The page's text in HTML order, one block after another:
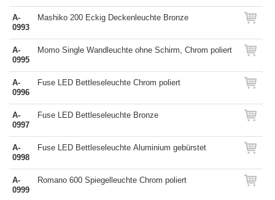
A-
0993
Mashiko 200 Eckig Deckenleuchte Bronze
A-
0995
Momo Single Wandleuchte ohne Schirm, Chrom poliert
A-
0996
Fuse LED Bettleseleuchte Chrom poliert
A-
0997
Fuse LED Bettleseleuchte Bronze
A-
0998
Fuse LED Bettleseleuchte Aluminium gebürstet
A-
0999
Romano 600 Spiegelleuchte Chrom poliert